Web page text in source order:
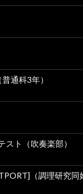
通科3年）
スト（吹奏楽部）
（調理研究同